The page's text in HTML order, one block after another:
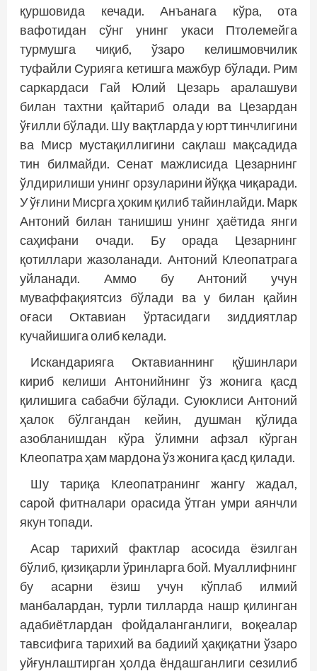
қуршовида кечади. Анъанага кўра, ота
вафотидан сўнг унинг укаси Птолемейга
турмушга чиқиб, ўзаро келишмовчилик
туфайли Сурияга кетишга мажбур бўлади. Рим
саркардаси Гай Юлий Цезарь аралашуви
билан тахтни қайтариб олади ва Цезардан
ўғилли бўлади. Шу вақтларда у юрт тинчлигини
ва Миср мустақиллигини сақлаш мақсадида
тин билмайди. Сенат мажлисида Цезарнинг
ўлдирилиши унинг орзуларини йўққа чиқаради.
У ўғлини Мисрга ҳоким қилиб тайинлайди. Марк
Антоний билан танишиш унинг ҳаётида янги
саҳифани очади. Бу орада Цезарнинг
қотиллари жазоланади. Антоний Клеопатрага
уйланади. Аммо бу Антоний учун
муваффақиятсиз бўлади ва у билан қайин
оғаси Октавиан ўртасидаги зиддиятлар
кучайишига олиб келади.
Искандарияга Октавианнинг қўшинлари
кириб келиши Антонийнинг ўз жонига қасд
қилишига сабабчи бўлади. Суюклиси Антоний
ҳалок бўлгандан кейин, душман қўлида
азобланишдан кўра ўлимни афзал кўрган
Клеопатра ҳам мардона ўз жонига қасд қилади.
Шу тариқа Клеопатранинг жангу жадал,
сарой фитналари орасида ўтган умри аянчли
якун топади.
Асар тарихий фактлар асосида ёзилган
бўлиб, қизиқарли ўринларга бой. Муаллифнинг
бу асарни ёзиш учун кўплаб илмий
манбалардан, турли тилларда нашр қилинган
адабиётлардан фойдаланганлиги, воқеалар
тавсифига тарихий ва бадиий ҳақиқатни ўзаро
уйғунлаштирган ҳолда ёндашганлиги сезилиб